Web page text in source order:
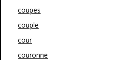
coupes
couple
cour
couronne